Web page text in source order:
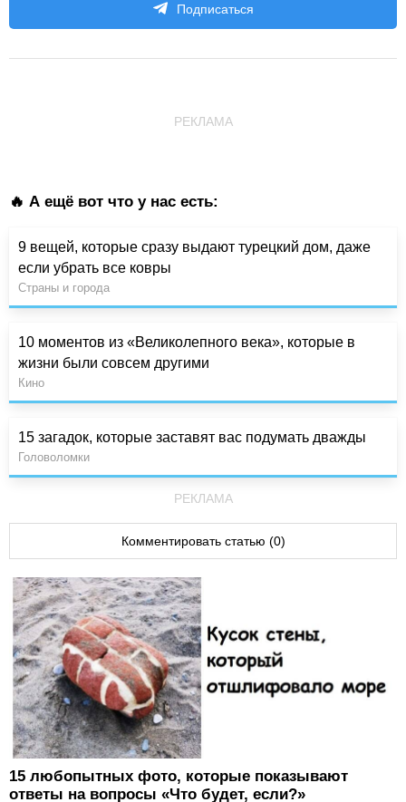
Подписаться
РЕКЛАМА
🔥 А ещё вот что у нас есть:
9 вещей, которые сразу выдают турецкий дом, даже
если убрать все ковры
Страны и города
10 моментов из «Великолепного века», которые в
жизни были совсем другими
Кино
15 загадок, которые заставят вас подумать дважды
Головоломки
РЕКЛАМА
Комментировать статью (0)
15 любопытных фото, которые показывают
ответы на вопросы «Что будет, если?»